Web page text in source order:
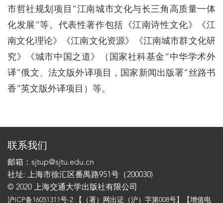
市哲社规划项目“江南城市文化与长三角高质量一体
化发展”等。代表性著作包括《江南诗性文化》《江
南文化理论》《江南文化资源》《江南城市群文化研
究》《城市中国之道》（国家社科基金“中华学术外
译”俄文、法文版外译项目，国家新闻出版署“丝路书
香”英文版外译项目）等。
联系我们
邮箱：sjtup@sjtu.edu.cn
社址: 上海市徐汇区番禺路951号（200030)
© 2020 上海交通大学出版社有限公司
沪ICP备16051311号-2 【（署）网出证（沪）字第008号】【增值电